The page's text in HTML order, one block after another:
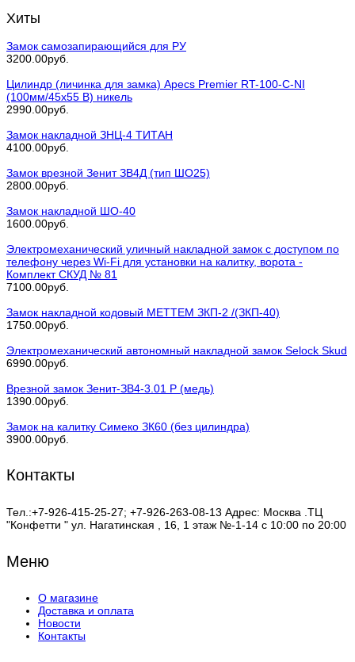
Хиты
Замок самозапирающийся для РУ
3200.00руб.
Цилиндр (личинка для замка) Apecs Premier RT-100-С-NI
(100мм/45х55 В) никель
2990.00руб.
Замок накладной ЗНЦ-4 ТИТАН
4100.00руб.
Замок врезной Зенит ЗВ4Д (тип ШО25)
2800.00руб.
Замок накладной ШО-40
1600.00руб.
Электромеханический уличный накладной замок с доступом по
телефону через Wi-Fi для установки на калитку, ворота -
Комплект СКУД № 81
7100.00руб.
Замок накладной кодовый МЕТТЕМ ЗКП-2 /(ЗКП-40)
1750.00руб.
Электромеханический автономный накладной замок Selock Skud
6990.00руб.
Врезной замок Зенит-ЗВ4-3.01 Р (медь)
1390.00руб.
Замок на калитку Симеко ЗК60 (без цилиндра)
3900.00руб.
Контакты
Тел.:+7-926-415-25-27; +7-926-263-08-13 Адрес: Москва .ТЦ
"Конфетти " ул. Нагатинская , 16, 1 этаж №-1-14 с 10:00 по 20:00
Меню
О магазине
Доставка и оплата
Новости
Контакты